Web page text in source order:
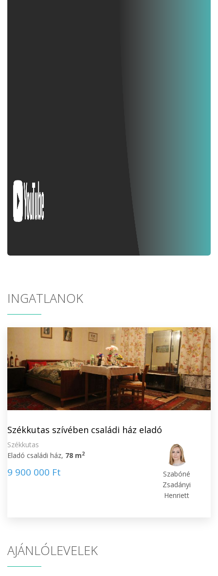
INGATLANOK
Székkutas szívében családi ház eladó
Székkutas
Eladó családi ház, 78 m2
9 900 000 Ft
Szabóné
Zsadányi
Henriett
AJÁNLÓLEVELEK